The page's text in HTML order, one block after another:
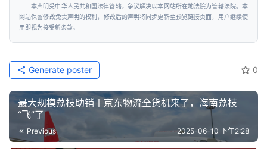
本声明受中华人民共和国法律管辖，争议解决以本网站所在地法院为管辖法院。本
网站保留修改免责声明的权利，修改后的声明将同步更新至预览链接页面，用户继续使
用即视为接受新条款。
0
Generate poster
最大规模荔枝助销丨京东物流全货机来了，海南荔枝
“飞”了
Previous 2025-06-10 下午2:28